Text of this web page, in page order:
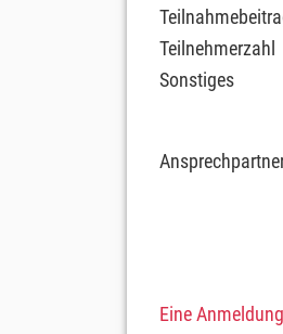
Teilnehmerzahl
Sonstiges
Eine